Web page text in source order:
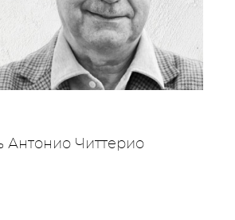
Антонио Читтерио